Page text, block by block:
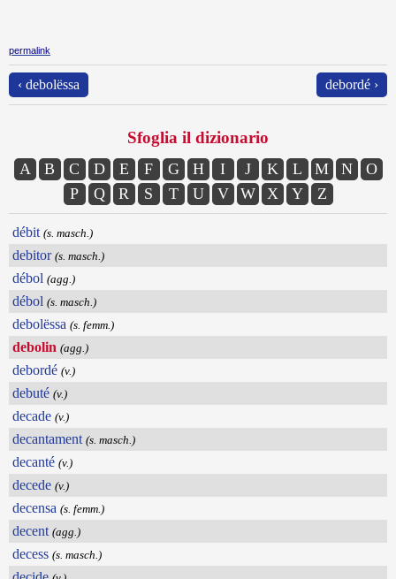
permalink
‹ debolëssa debordé ›
Sfoglia il dizionario
A B C D E F G H I J K L M N
O
P
Q R S T U V W X Y Z
débit (s. masch.)
debitor (s. masch.)
débol (agg.)
débol (s. masch.)
debolëssa (s. femm.)
debolin (agg.)
debordé (v.)
debuté (v.)
decade (v.)
decantament (s. masch.)
decanté (v.)
decede (v.)
decensa (s. femm.)
decent (agg.)
decess (s. masch.)